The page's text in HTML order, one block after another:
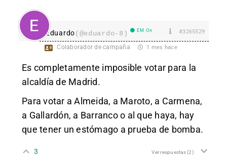
Eduardo(@eduardo-8) EM On #3265529
Colaborador de campaña 1 mes hace
Es completamente imposible votar para la
alcaldía de Madrid.
Para votar a Almeida, a Maroto, a Carmena,
a Gallardón, a Barranco o al que haya, hay
que tener un estómago a prueba de bomba.
3 Ver respuestas(2)